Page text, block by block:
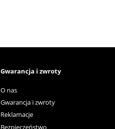
Gwarancja i zwroty
O nas
Gwarancja i zwroty
Reklamacje
Bezpieczeństwo